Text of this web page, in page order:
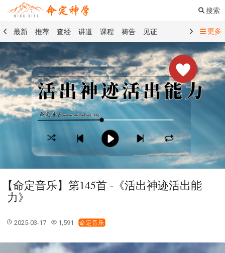
搜索
最新 推荐 查经 讲道 课程 祷告
见证
命定音乐
命定奉献 命定神学
留言板
祷告精选
查经精选 讲道精选
课程精选
见证精选
101课程 创世记 马太福音
传道书
洗礼礼文
圣餐礼文 01 创世记
02 出埃及记
03 利未记
04 民数记 05 申命记
06 约书亚记
07 士师记
08 路得记
09 撒母耳记上
10 撒母耳记下
11 列王纪上
12 列王纪下
15 以斯拉记
16 尼希米记
18 约伯记
19 诗篇
20 箴言 21 传道书
23 以赛亚书
25 耶利米哀歌
27 但以理书
28 何西阿书
29 约珥书
37 哈该书
38 撒迦利亚书
39 玛拉基书
40 马太福音
41 马可福音
42 路加福音
更多
【命定音乐】第145首 -《活出神迹活出能
力》
2025-03-17 1,591 命定音乐